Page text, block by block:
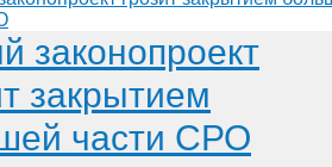
законопроект
закрытием
части СРО